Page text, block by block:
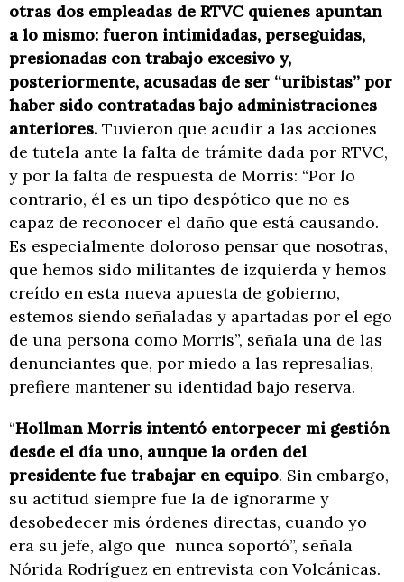
otras dos empleadas de RTVC quienes apuntan
a lo mismo: fueron intimidadas, perseguidas,
presionadas con trabajo excesivo y,
posteriormente, acusadas de ser “uribistas” por
haber sido contratadas bajo administraciones
anteriores. Tuvieron que acudir a las acciones
de tutela ante la falta de trámite dada por RTVC,
y por la falta de respuesta de Morris: “Por lo
contrario, él es un tipo despótico que no es
capaz de reconocer el daño que está causando.
Es especialmente doloroso pensar que nosotras,
que hemos sido militantes de izquierda y hemos
creído en esta nueva apuesta de gobierno,
estemos siendo señaladas y apartadas por el ego
de una persona como Morris”, señala una de las
denunciantes que, por miedo a las represalias,
prefiere mantener su identidad bajo reserva.
“Hollman Morris intentó entorpecer mi gestión
desde el día uno, aunque la orden del
presidente fue trabajar en equipo. Sin embargo,
su actitud siempre fue la de ignorarme y
desobedecer mis órdenes directas, cuando yo
era su jefe, algo que nunca soportó”, señala
Nórida Rodríguez en entrevista con Volcánicas.